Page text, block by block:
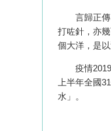
言歸正傳，
打咗針，亦
個大洋，是
疫情2019
上半年全國
水」。